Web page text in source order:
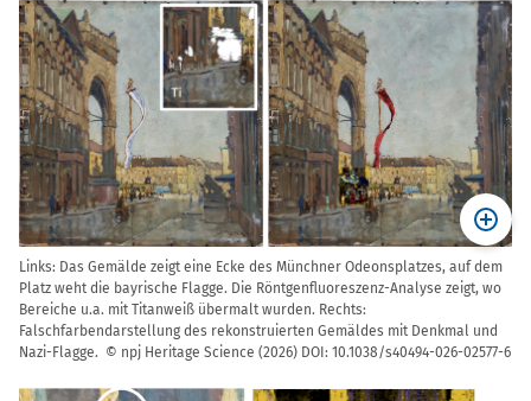
Links: Das Gemälde zeigt eine Ecke des Münchner Odeonsplatzes, auf dem
Platz weht die bayrische Flagge. Die Röntgenfluoreszenz-Analyse zeigt, wo
Bereiche u.a. mit Titanweiß übermalt wurden. Rechts:
Falschfarbendarstellung des rekonstruierten Gemäldes mit Denkmal und
Nazi-Flagge. © npj Heritage Science (2026) DOI: 10.1038/s40494-026-02577-6